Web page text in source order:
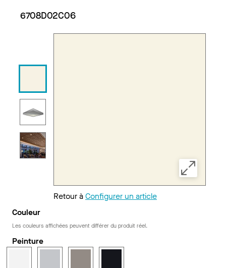
6708D02C06
Retour àConfigurer un article
Couleur
Les couleurs affichées peuvent différer du produit réel.
Peinture